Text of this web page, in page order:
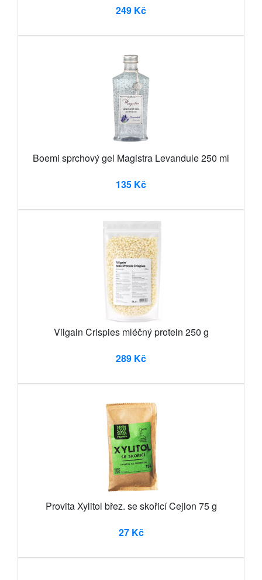
249 Kč
Boemi sprchový gel Magistra Levandule 250 ml
135 Kč
Vilgain Crispies mléčný protein 250 g
289 Kč
Provita Xylitol břez. se skořicí Cejlon 75 g
27 Kč